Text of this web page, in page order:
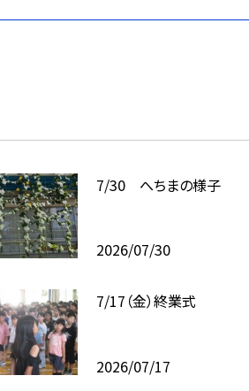
7/30 へちまの様子
2026/07/30
7/17（金）終業式
2026/07/17